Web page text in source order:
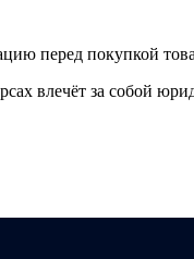
перед покупкой
влечёт за собой